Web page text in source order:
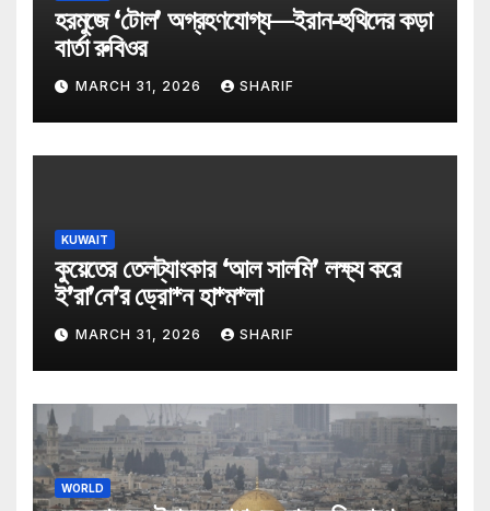
হরমুজে ‘টোল’ অগ্রহণযোগ্য—ইরান-হুথিদের কড়া
বার্তা রুবিওর
MARCH 31, 2026 SHARIF
KUWAIT
কুয়েতের তেলট্যাংকার ‘আল সালমি’ লক্ষ্য করে
ই’রা’নে’র ড্রো*ন হা*ম*লা
MARCH 31, 2026 SHARIF
WORLD